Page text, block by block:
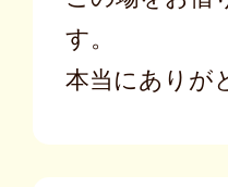
す。
本当にありが